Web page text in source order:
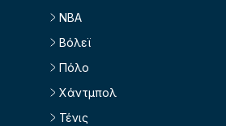
NBA
Βόλεϊ
Πόλο
Χάντμπολ
Τένις